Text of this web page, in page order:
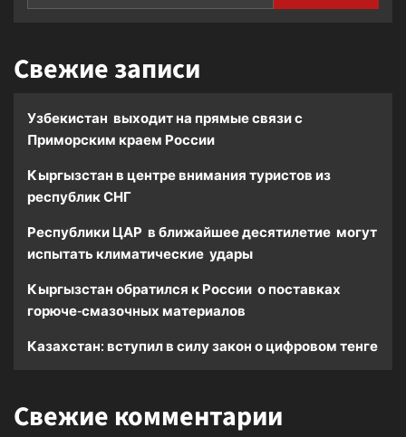
Свежие записи
Узбекистан выходит на прямые связи с
Приморским краем России
Кыргызстан в центре внимания туристов из
республик СНГ
Республики ЦАР в ближайшее десятилетие могут
испытать климатические удары
Кыргызстан обратился к России о поставках
горюче-смазочных материалов
Казахстан: вступил в силу закон о цифровом тенге
Свежие комментарии